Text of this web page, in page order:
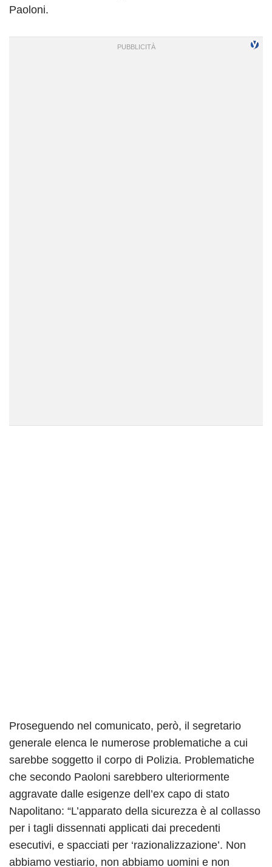
Paoloni.
Proseguendo nel comunicato, però, il segretario
generale elenca le numerose problematiche a cui
sarebbe soggetto il corpo di Polizia. Problematiche
che secondo Paoloni sarebbero ulteriormente
aggravate dalle esigenze dell’ex capo di stato
Napolitano: “L’apparato della sicurezza è al collasso
per i tagli dissennati applicati dai precedenti
esecutivi, e spacciati per ‘razionalizzazione’. Non
abbiamo vestiario, non abbiamo uomini e non